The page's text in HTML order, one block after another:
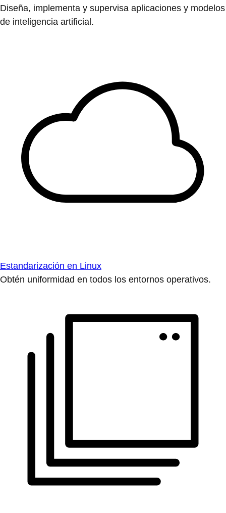
Diseña, implementa y supervisa aplicaciones y modelos
de inteligencia artificial.
Estandarización en Linux
Obtén uniformidad en todos los entornos operativos.